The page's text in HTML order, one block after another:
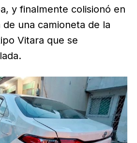
y finalmente colisionó en
una camioneta de la
Vitara que se